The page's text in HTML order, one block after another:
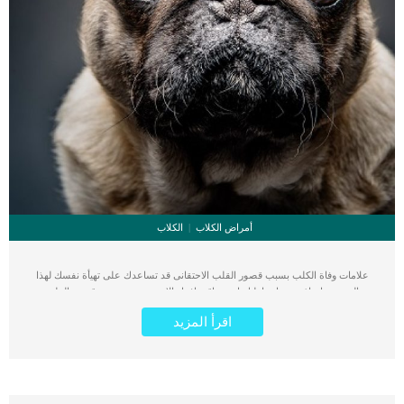
أمراض الكلاب الكلاب
علامات وفاة الكلب بسبب قصور القلب الاحتقانى قد تساعدك على تهيأة نفسك لهذا
الحدث, واتخاذ جميع احتياطتك انت وباقى افراد الاسرة. يعتبر مرض قصور القلب
الاحتقانى من اخطر الحالات المرضية التى يمكن ان يتعرض لها جميع الكائنات الحية بما فى
ذلك الكلاب والقطط. كما ان القلب يعتبر عضوا رئيسيا فى جسم الكلاب, واى قصور به
اقرأ المزيد